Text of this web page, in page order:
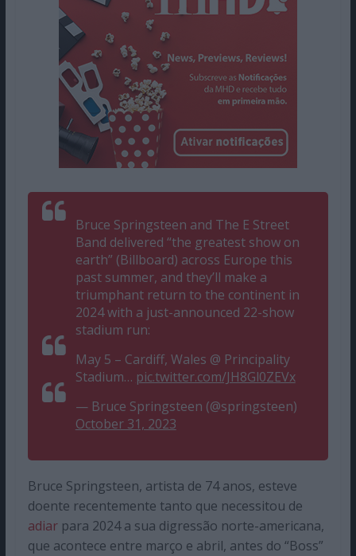
Bruce Springsteen and The E Street
Band delivered “the greatest show on
earth” (Billboard) across Europe this
past summer, and they’ll make a
triumphant return to the continent in
2024 with a just-announced 22-show
stadium run:
May 5 – Cardiff, Wales @ Principality
Stadium… pic.twitter.com/JH8Gl0ZEVx
— Bruce Springsteen (@springsteen)
October 31, 2023
Bruce Springsteen, artista de 74 anos, esteve
doente recentemente tanto que necessitou de
adiarpara 2024 a sua digressão norte-americana,
que acontece entre março e abril, antes do “Boss”